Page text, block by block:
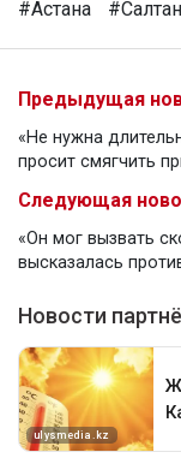
#Астана
Предыдущая
«Не нужна
просит смягчить
Следующая
«Он мог вызвать
высказалась